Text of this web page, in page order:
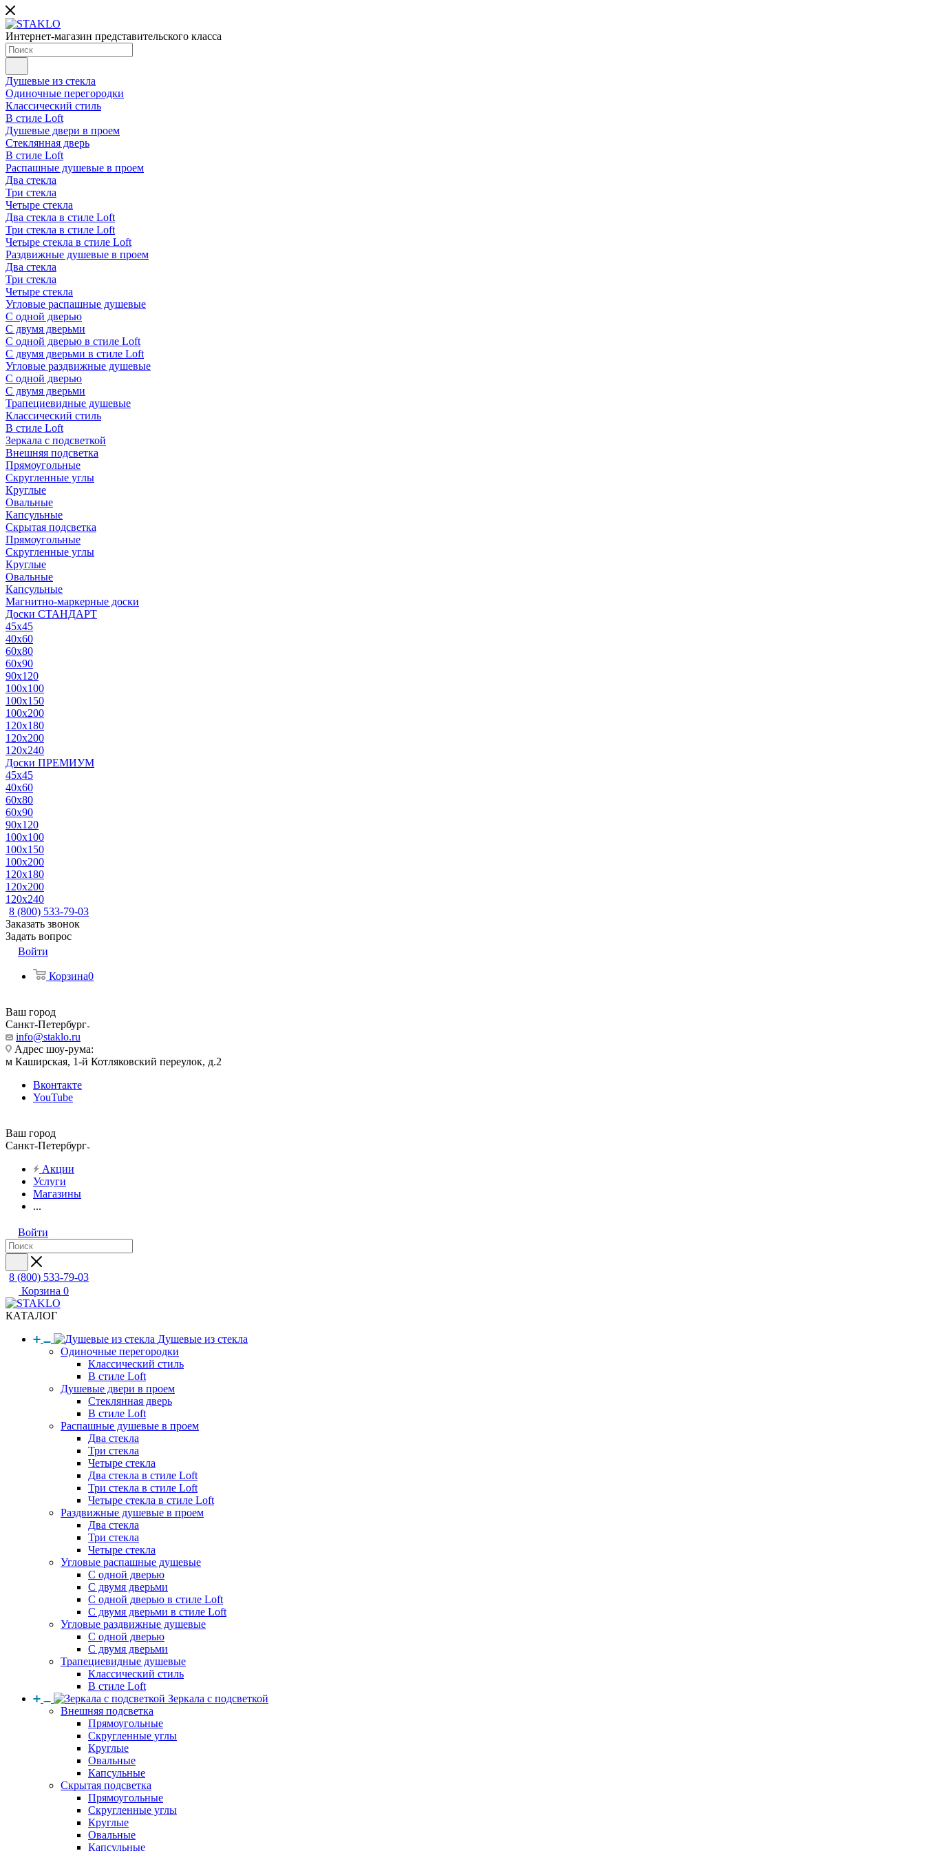
Интернет-магазин представительского класса
Душевые из стекла
Одиночные перегородки
Классический стиль
В стиле Loft
Душевые двери в проем
Стеклянная дверь
В стиле Loft
Распашные душевые в проем
Два стекла
Три стекла
Четыре стекла
Два стекла в стиле Loft
Три стекла в стиле Loft
Четыре стекла в стиле Loft
Раздвижные душевые в проем
Два стекла
Три стекла
Четыре стекла
Угловые распашные душевые
С одной дверью
С двумя дверьми
С одной дверью в стиле Loft
С двумя дверьми в стиле Loft
Угловые раздвижные душевые
С одной дверью
С двумя дверьми
Трапециевидные душевые
Классический стиль
В стиле Loft
Зеркала с подсветкой
Внешняя подсветка
Прямоугольные
Скругленные углы
Круглые
Овальные
Капсульные
Скрытая подсветка
Прямоугольные
Скругленные углы
Круглые
Овальные
Капсульные
Магнитно-маркерные доски
Доски СТАНДАРТ
45x45
40x60
60x80
60x90
90x120
100x100
100x150
100x200
120x180
120x200
120x240
Доски ПРЕМИУМ
45x45
40x60
60x80
60x90
90x120
100x100
100x150
100x200
120x180
120x200
120x240
8 (800) 533-79-03
Заказать звонок
Задать вопрос
Войти
Корзина0
Ваш город
Санкт-Петербург
info@staklo.ru
Адрес шоу-рума:
м Каширская, 1-й Котляковский переулок, д.2
Вконтакте
YouTube
Ваш город
Санкт-Петербург
Акции
Услуги
Магазины
...
Войти
8 (800) 533-79-03
Корзина 0
КАТАЛОГ
Душевые из стекла
Одиночные перегородки
Классический стиль
В стиле Loft
Душевые двери в проем
Стеклянная дверь
В стиле Loft
Распашные душевые в проем
Два стекла
Три стекла
Четыре стекла
Два стекла в стиле Loft
Три стекла в стиле Loft
Четыре стекла в стиле Loft
Раздвижные душевые в проем
Два стекла
Три стекла
Четыре стекла
Угловые распашные душевые
С одной дверью
С двумя дверьми
С одной дверью в стиле Loft
С двумя дверьми в стиле Loft
Угловые раздвижные душевые
С одной дверью
С двумя дверьми
Трапециевидные душевые
Классический стиль
В стиле Loft
Зеркала с подсветкой
Внешняя подсветка
Прямоугольные
Скругленные углы
Круглые
Овальные
Капсульные
Скрытая подсветка
Прямоугольные
Скругленные углы
Круглые
Овальные
Капсульные